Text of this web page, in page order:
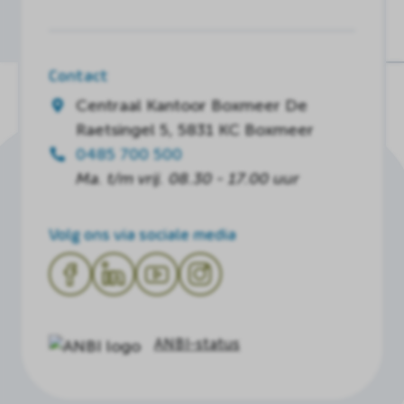
Contact
Centraal Kantoor Boxmeer De
Raetsingel 5, 5831 KC Boxmeer
0485 700 500
Ma. t/m vrij. 08.30 - 17.00 uur
Volg ons via sociale media
ANBI-status